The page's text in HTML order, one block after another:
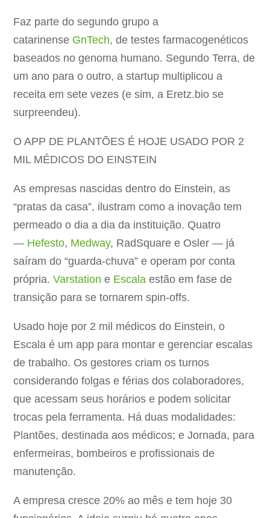
Faz parte do segundo grupo a
catarinense GnTech, de testes farmacogenéticos
baseados no genoma humano. Segundo Terra, de
um ano para o outro, a startup multiplicou a
receita em sete vezes (e sim, a Eretz.bio se
surpreendeu).
O APP DE PLANTÕES É HOJE USADO POR 2
MIL MÉDICOS DO EINSTEIN
As empresas nascidas dentro do Einstein, as
“pratas da casa”, ilustram como a inovação tem
permeado o dia a dia da instituição. Quatro
— Hefesto, Medway, RadSquare e Osler — já
saíram do “guarda-chuva” e operam por conta
própria.Varstation e Escala estão em fase de
transição para se tornarem spin-offs.
Usado hoje por 2 mil médicos do Einstein, o
Escala é um app para montar e gerenciar escalas
de trabalho. Os gestores criam os turnos
considerando folgas e férias dos colaboradores,
que acessam seus horários e podem solicitar
trocas pela ferramenta. Há duas modalidades:
Plantões, destinada aos médicos; e Jornada, para
enfermeiras, bombeiros e profissionais de
manutenção.
A empresa cresce 20% ao mês e tem hoje 30